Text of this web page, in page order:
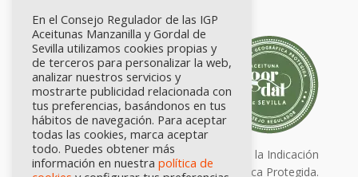
Calidad certificada por Origen. Sellos de la Indicación
Geográfica Protegida.
En el Consejo Regulador de las IGP
Aceitunas Manzanilla y Gordal de
Sevilla utilizamos cookies propias y
de terceros para personalizar la web,
analizar nuestros servicios y
mostrarte publicidad relacionada con
tus preferencias, basándonos en tus
hábitos de navegación. Para aceptar
todas las cookies, marca aceptar
todo. Puedes obtener más
información en nuestra política de